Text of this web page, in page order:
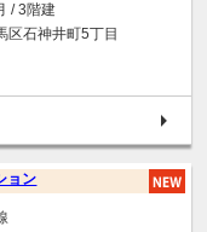
/ 3階建
区石神井町5丁目
ョン